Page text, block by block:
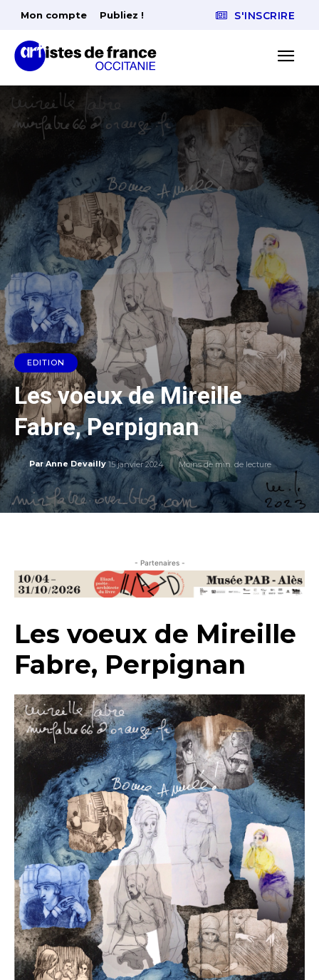
Mon compte Publiez ! S'INSCRIRE
EDITION
Les voeux de Mireille
Fabre, Perpignan
Par Anne Devailly 15 janvier 2024 Moins de min. de lecture
- Partenaires -
Les voeux de Mireille
Fabre, Perpignan